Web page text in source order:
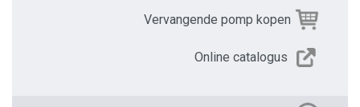
Vervangende pomp kopen
Online catalogus